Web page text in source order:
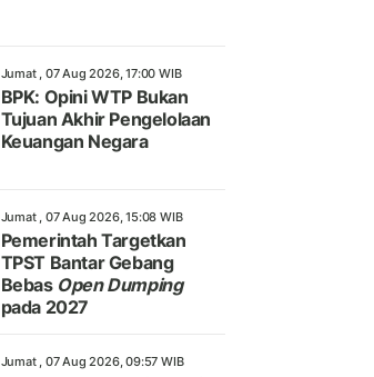
Jumat , 07 Aug 2026, 17:00 WIB
BPK: Opini WTP Bukan
Tujuan Akhir Pengelolaan
Keuangan Negara
Jumat , 07 Aug 2026, 15:08 WIB
Pemerintah Targetkan
TPST Bantar Gebang
Bebas Open Dumping
pada 2027
Jumat , 07 Aug 2026, 09:57 WIB